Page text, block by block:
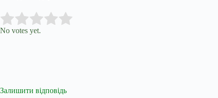
Rate this item:
No votes yet.
Залишити відповідь